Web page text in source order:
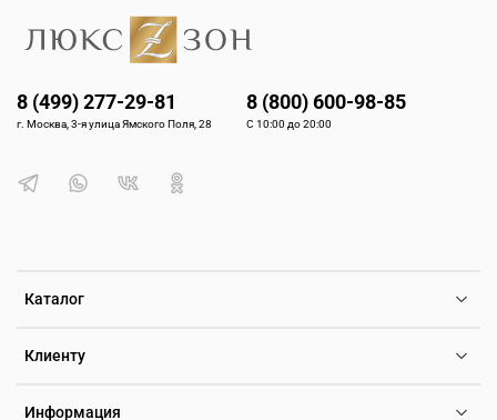
Каталог
Клиенту
Информация
8 (499) 277-29-81
г. Москва, 3-я улица Ямского Поля, 28
8 (800) 600-98-85
С 10:00 до 20:00